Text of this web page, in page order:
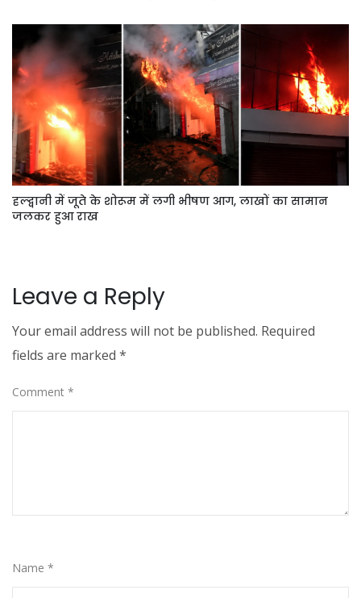
हल्द्वानी में जूते के शोरूम में लगी भीषण आग, लाखों का सामान
जलकर हुआ राख
Leave a Reply
Your email address will not be published. Required
fields are marked *
Comment *
Name *